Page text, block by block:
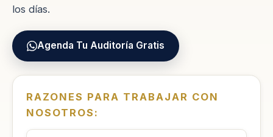
los días.
Agenda Tu Auditoría Gratis
RAZONES PARA TRABAJAR CON
NOSOTROS: